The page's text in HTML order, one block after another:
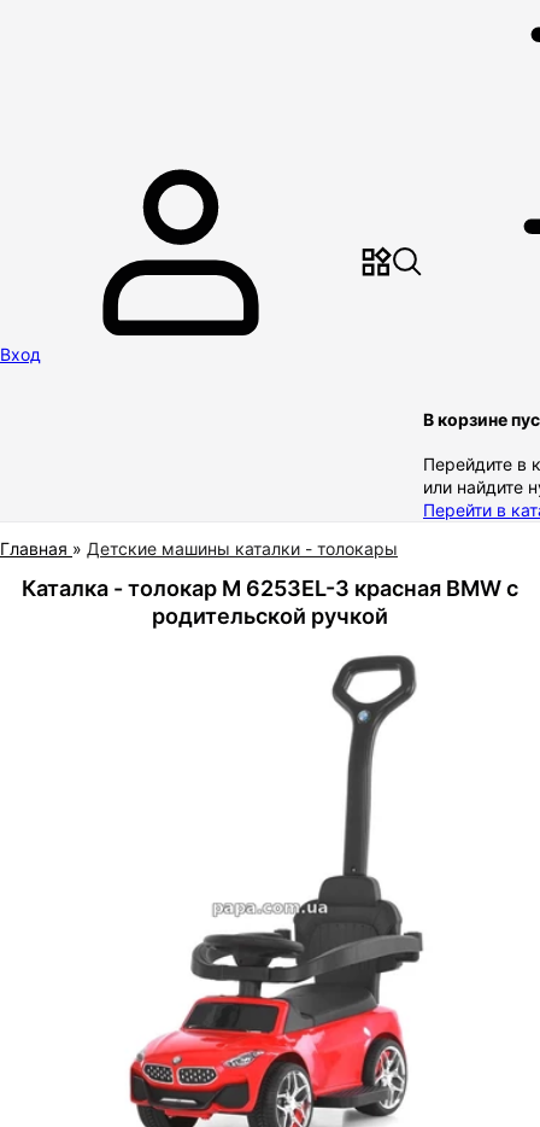
Вход
В корзине
Перейдите в
или найдите
Перейти в
Главная » Детские машины каталки - толокары
Каталка - толокар M 6253EL-3 красная BMW с
родительской ручкой